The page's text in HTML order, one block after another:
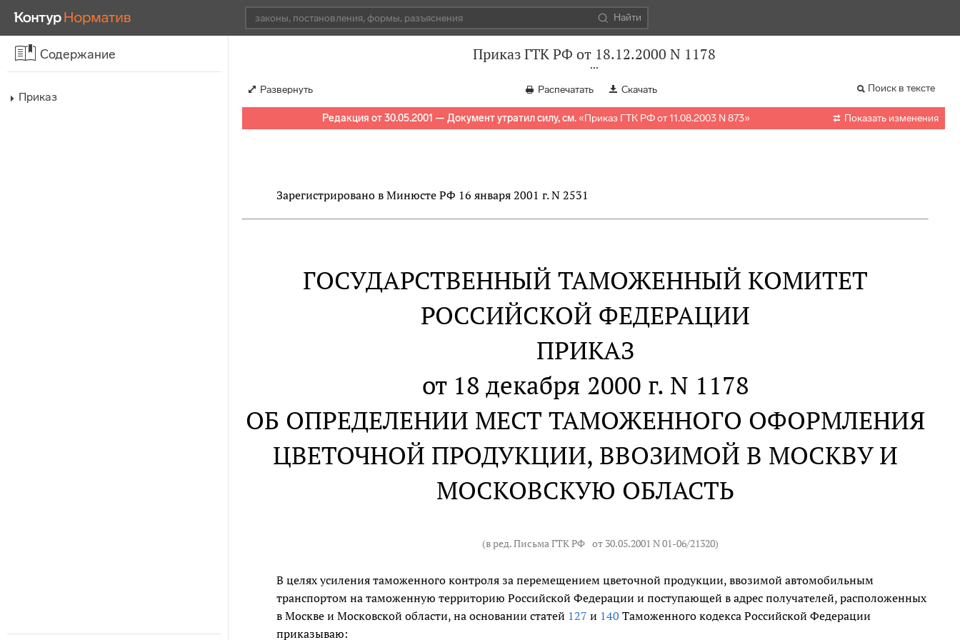
Найти
Содержание
Приказ
Приказ ГТК РФ от 18.12.2000 N 1178
Развернуть Распечатать Скачать Поиск в тексте
Редакция от 30.05.2001 — Документ утратил силу, см. «Приказ ГТК РФ от 11.08.2003 N 873»  Показать изменения
Зарегистрировано в Минюсте РФ 16 января 2001 г. N 2531
ГОСУДАРСТВЕННЫЙ ТАМОЖЕННЫЙ КОМИТЕТ
РОССИЙСКОЙ ФЕДЕРАЦИИ
ПРИКАЗ
от 18 декабря 2000 г. N 1178
ОБ ОПРЕДЕЛЕНИИ МЕСТ ТАМОЖЕННОГО ОФОРМЛЕНИЯ
ЦВЕТОЧНОЙ ПРОДУКЦИИ, ВВОЗИМОЙ В МОСКВУ И
МОСКОВСКУЮ ОБЛАСТЬ
(в ред. Письма ГТК РФ от 30.05.2001 N 01-06/21320)
В целях усиления таможенного контроля за перемещением цветочной продукции, ввозимой автомобильным
транспортом на таможенную территорию Российской Федерации и поступающей в адрес получателей, расположенных
в Москве и Московской области, на основании статей 127 и 140 Таможенного кодекса Российской Федерации
приказываю: